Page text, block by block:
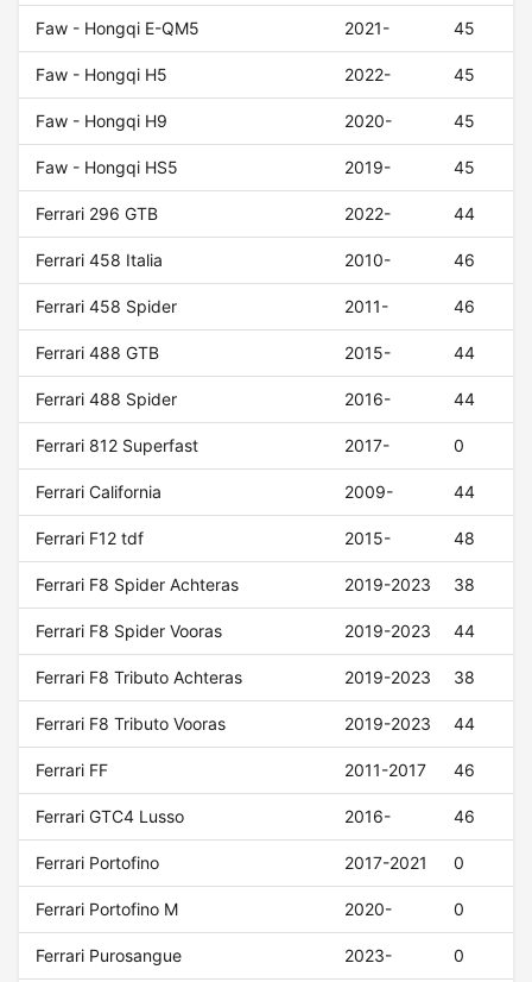
Faw - Hongqi E-QM5 2021- 45
Faw - Hongqi H5 2022- 45
Faw - Hongqi H9 2020- 45
Faw - Hongqi HS5 2019- 45
Ferrari 296 GTB 2022- 44
Ferrari 458 Italia 2010- 46
Ferrari 458 Spider 2011- 46
Ferrari 488 GTB 2015- 44
Ferrari 488 Spider 2016- 44
Ferrari 812 Superfast 2017- 0
Ferrari California 2009- 44
Ferrari F12 tdf 2015- 48
Ferrari F8 Spider Achteras 2019-2023 38
Ferrari F8 Spider Vooras 2019-2023 44
Ferrari F8 Tributo Achteras 2019-2023 38
Ferrari F8 Tributo Vooras 2019-2023 44
Ferrari FF 2011-2017 46
Ferrari GTC4 Lusso 2016- 46
Ferrari Portofino 2017-2021 0
Ferrari Portofino M 2020- 0
Ferrari Purosangue 2023- 0